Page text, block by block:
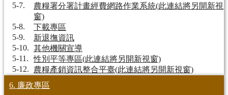
5-7.
農糧署分署計畫經費網路作業系統(此連結將另開新視
窗)
5-8.
下載專區
5-9.
新退撫資訊
5-10. 其他機關宣導
5-11.
性別平等專區(此連結將另開新視窗)
5-12.
農糧產銷資訊整合平臺(此連結將另開新視窗)
6. 廉政專區